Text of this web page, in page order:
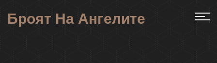
Броят На Ангелите